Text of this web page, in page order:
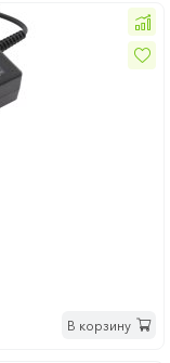
В корзину